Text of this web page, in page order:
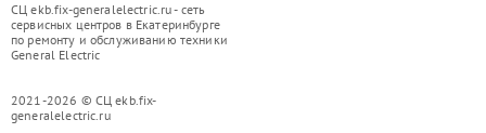
СЦ ekb.fix-generalelectric.ru - сеть
сервисных центров в Екатеринбурге
по ремонту и обслуживанию техники
General Electric
2021-2026 © СЦ ekb.fix-
generalelectric.ru